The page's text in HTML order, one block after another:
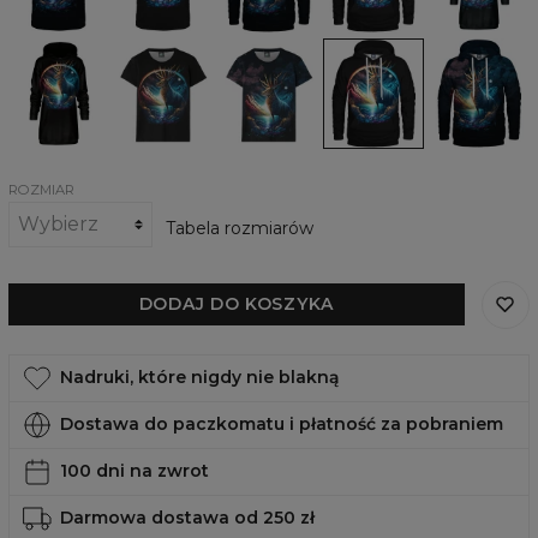
Black
Deer
Sukienka
oversize
kapturem
Mystic
Deer
Black
Damski
t-
shirt
Mystic
Deer
Black
Damski
shirt
Mystic
Deer
Damska
bluza
kapturem
Mystic
Deer
Black
Damska
bluza
kapturem
Mystic
Deer
ROZMIAR
Tabela rozmiarów
DODAJ DO KOSZYKA
Nadruki, które nigdy nie blakną
Dostawa do paczkomatu i płatność za pobraniem
100 dni na zwrot
Darmowa dostawa od 250 zł